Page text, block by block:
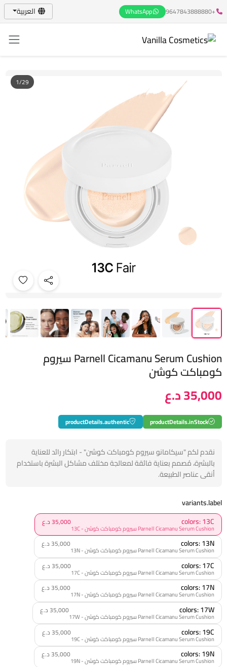
+9647843888880
WhatsApp العربية
1/29
Parnell Cicamanu Serum Cushion سيروم
كومباكت كوشن
35,000 د.ع
productDetails.inStock
productDetails.authentic
نقدم لكم "سيكامانو سيروم كومباكت كوشن" - ابتكار رائد للعناية
بالبشرة، مُصمم بعناية فائقة لمعالجة مختلف مشاكل البشرة باستخدام
أنقى عناصر الطبيعة.
variants.label
colors: 13C
Parnell Cicamanu Serum Cushion سيروم كومباكت كوشن - 13C
35,000 د.ع
colors: 13N
Parnell Cicamanu Serum Cushion سيروم كومباكت كوشن - 13N
35,000 د.ع
colors: 17C
Parnell Cicamanu Serum Cushion سيروم كومباكت كوشن - 17C
35,000 د.ع
colors: 17N
Parnell Cicamanu Serum Cushion سيروم كومباكت كوشن - 17N
35,000 د.ع
colors: 17W
Parnell Cicamanu Serum Cushion سيروم كومباكت كوشن - 17W
35,000 د.ع
colors: 19C
Parnell Cicamanu Serum Cushion سيروم كومباكت كوشن - 19C
35,000 د.ع
colors: 19N
Parnell Cicamanu Serum Cushion سيروم كومباكت كوشن - 19N
35,000 د.ع